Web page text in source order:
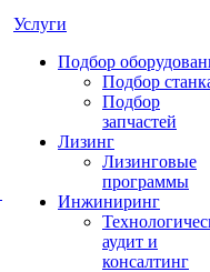
Услуги
Подбор
Подбор
Подбор
запчастей
Лизинг
Лизинговые
программы
Инжиниринг
аудит и
консалтинг